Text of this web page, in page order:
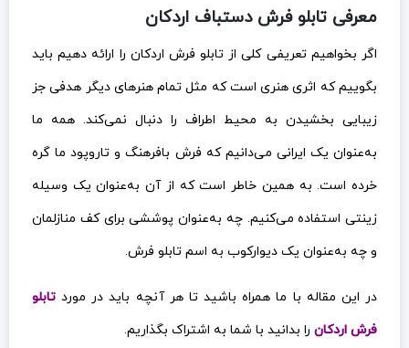
معرفی تابلو فرش دستباف اردکان
اگر بخواهیم تعریفی کلی از تابلو فرش اردکان را ارائه دهیم باید
بگوییم که اثری هنری است که مثل تمام هنرهای دیگر هدفی جز
زیبایی بخشیدن به محیط اطراف را دنبال نمی‌کند. همه ما
به‌عنوان یک ایرانی می‌دانیم که فرش بافرهنگ و تاروپود ما گره
خرده است. به همین خاطر است که از آن به‌عنوان یک وسیله
زینتی استفاده می‌کنیم. چه به‌عنوان پوششی برای کف منازلمان
و چه به‌عنوان یک دیوارکوب به اسم تابلو فرش.
در این مقاله با ما همراه باشید تا هر آنچه باید در مورد تابلو
فرش اردکان را بدانید با شما به اشتراک بگذاریم.